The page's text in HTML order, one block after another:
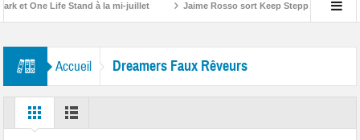
et One Life Stand à la mi-juillet Jaime Rosso sort Keep Stepping, son
Accueil Dreamers Faux Rêveurs